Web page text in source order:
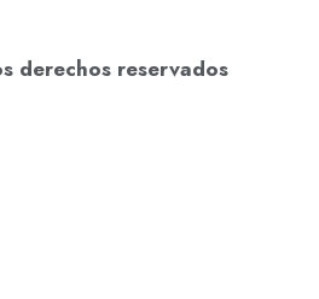
derechos reservados